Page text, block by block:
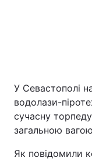
У Севастополі
водолази-
сучасну
загальною
Як повідомили